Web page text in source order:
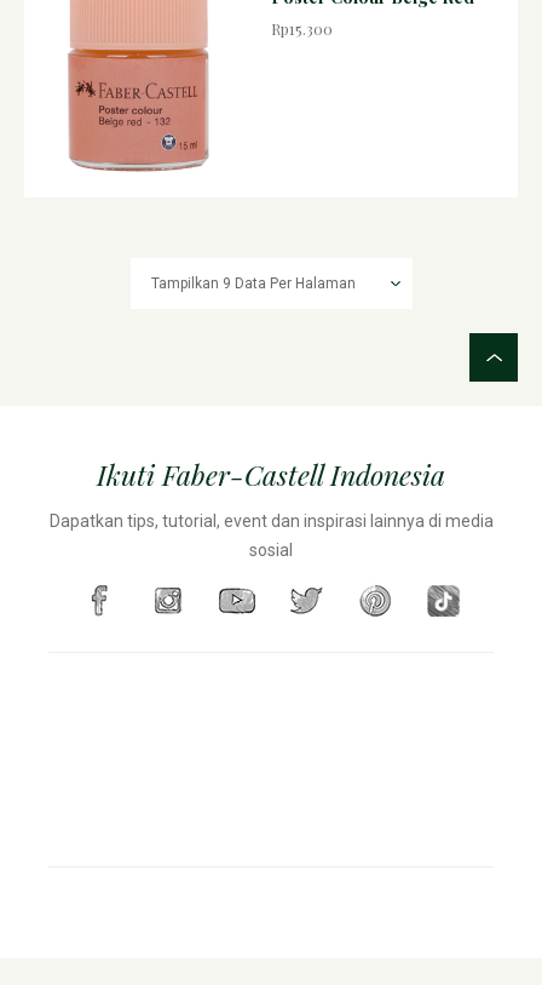
Rp15.300
Ikuti Faber-Castell Indonesia
Dapatkan tips, tutorial, event dan inspirasi lainnya di media
sosial